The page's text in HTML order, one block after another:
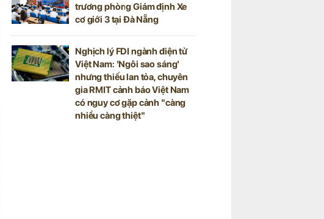
trương phòng Giám định Xe
cơ giới 3 tại Đà Nẵng
Nghịch lý FDI ngành điện tử
Việt Nam: 'Ngôi sao sáng'
nhưng thiếu lan tỏa, chuyên
gia RMIT cảnh báo Việt Nam
có nguy cơ gặp cảnh "càng
nhiều càng thiệt"